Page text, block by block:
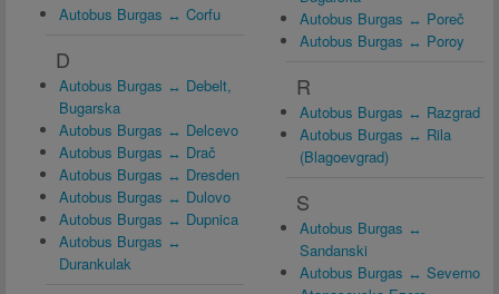
Autobus Burgas ↔ Corfu
D
Autobus Burgas ↔ Debelt,
Bugarska
Autobus Burgas ↔ Delcevo
Autobus Burgas ↔ Drač
Autobus Burgas ↔ Dresden
Autobus Burgas ↔ Dulovo
Autobus Burgas ↔ Dupnica
Autobus Burgas ↔
Durankulak
Autobus Burgas ↔ Poreč
Autobus Burgas ↔ Poroy
R
Autobus Burgas ↔ Razgrad
Autobus Burgas ↔ Rila
(Blagoevgrad)
S
Autobus Burgas ↔
Sandanski
Autobus Burgas ↔ Severno